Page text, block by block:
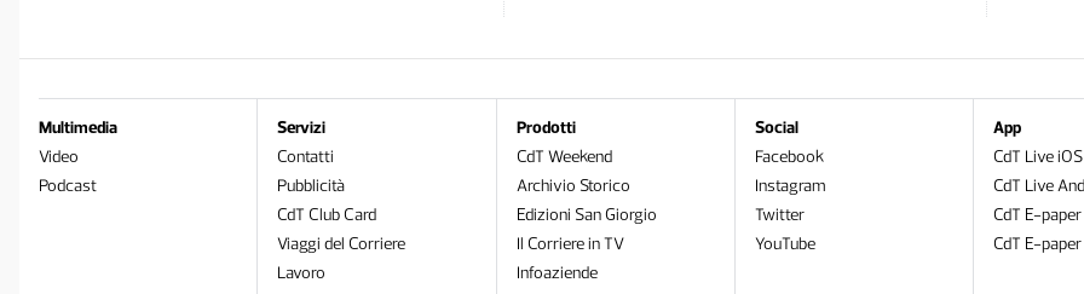
Multimedia
Video
Podcast
Servizi
Contatti
Pubblicità
CdT Club Card
Viaggi del Corriere
Lavoro
Prodotti
CdT Weekend
Archivio Storico
Edizioni San Giorgio
Il Corriere in TV
Infoaziende
Social
Facebook
Instagram
Twitter
YouTube
App
CdT Live iOS
CdT Live
CdT E-
CdT E-